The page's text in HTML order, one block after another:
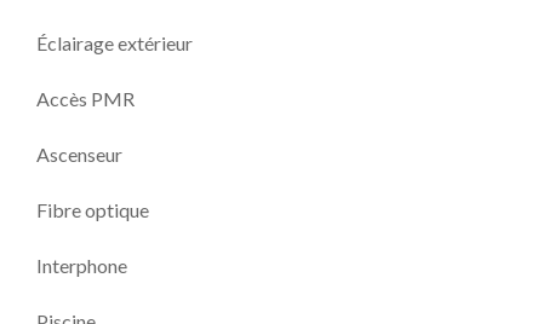
Éclairage extérieur
Accès PMR
Ascenseur
Fibre optique
Interphone